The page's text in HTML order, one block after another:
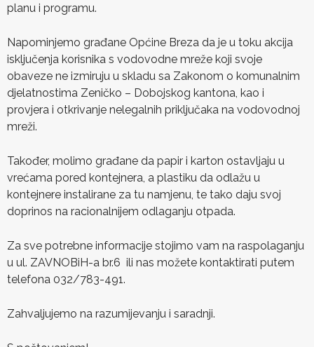
planu i programu.
Napominjemo građane Općine Breza da je u toku akcija
isključenja korisnika s vodovodne mreže koji svoje
obaveze ne izmiruju u skladu sa Zakonom o komunalnim
djelatnostima Zeničko – Dobojskog kantona, kao i
provjera i otkrivanje nelegalnih priključaka na vodovodnoj
mreži.
Također, molimo građane da papir i karton ostavljaju u
vrećama pored kontejnera, a plastiku da odlažu u
kontejnere instalirane za tu namjenu, te tako daju svoj
doprinos na racionalnijem odlaganju otpada.
Za sve potrebne informacije stojimo vam na raspolaganju
u ul. ZAVNOBiH-a br.6 ili nas možete kontaktirati putem
telefona 032/783-491.
Zahvaljujemo na razumijevanju i saradnji.